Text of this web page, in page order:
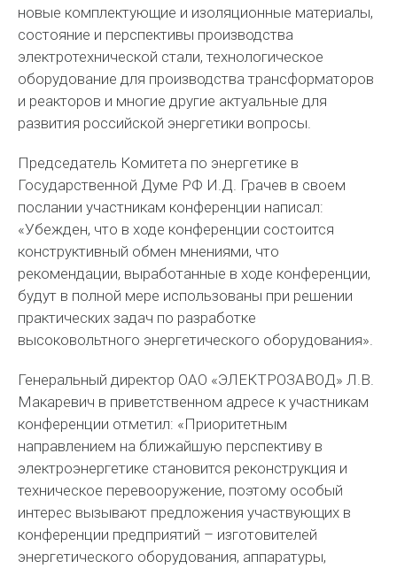
новые комплектующие и изоляционные материалы,
состояние и перспективы производства
электротехнической стали, технологическое
оборудование для производства трансформаторов
и реакторов и многие другие актуальные для
развития российской энергетики вопросы.
Председатель Комитета по энергетике в
Государственной Думе РФ И.Д. Грачев в своем
послании участникам конференции написал:
«Убежден, что в ходе конференции состоится
конструктивный обмен мнениями, что
рекомендации, выработанные в ходе конференции,
будут в полной мере использованы при решении
практических задач по разработке
высоковольтного энергетического оборудования».
Генеральный директор ОАО «ЭЛЕКТРОЗАВОД» Л.В.
Макаревич в приветственном адресе к участникам
конференции отметил: «Приоритетным
направлением на ближайшую перспективу в
электроэнергетике становится реконструкция и
техническое перевооружение, поэтому особый
интерес вызывают предложения участвующих в
конференции предприятий – изготовителей
энергетического оборудования, аппаратуры,